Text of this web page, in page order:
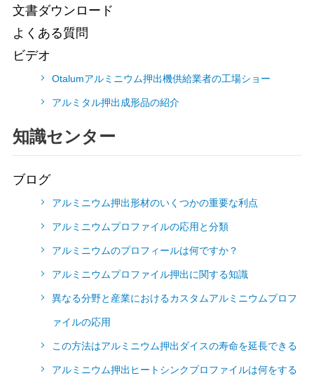
文書ダウンロード
よくある質問
ビデオ
Otalumアルミニウム押出機供給業者の工場ショー
アルミタル押出成形品の紹介
知識センター
ブログ
アルミニウム押出形材のいくつかの重要な利点
アルミニウムプロファイルの応用と分類
アルミニウムのプロフィールは何ですか？
アルミニウムプロファイル押出に関する知識
異なる分野と産業におけるカスタムアルミニウムプロフ
ァイルの応用
この方法はアルミニウム押出ダイスの寿命を延長できる
アルミニウム押出ヒートシンクプロファイルは何をする